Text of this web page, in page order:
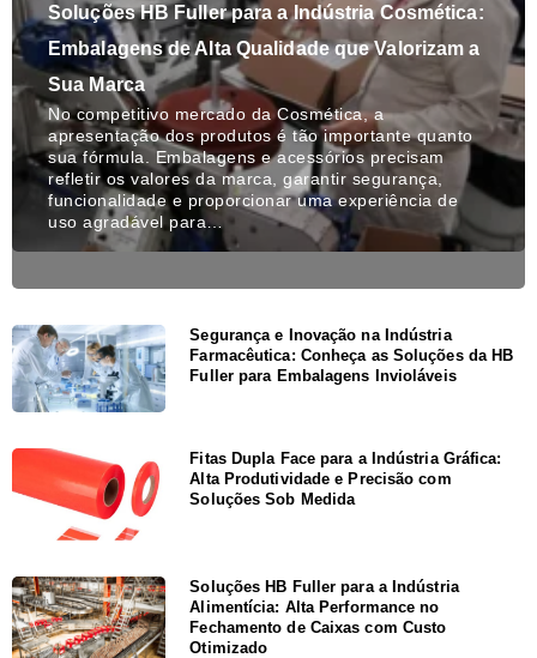
Soluções HB Fuller para a Indústria Cosmética:
Embalagens de Alta Qualidade que Valorizam a
Sua Marca
No competitivo mercado da Cosmética, a
apresentação dos produtos é tão importante quanto
sua fórmula. Embalagens e acessórios precisam
refletir os valores da marca, garantir segurança,
funcionalidade e proporcionar uma experiência de
uso agradável para…
Segurança e Inovação na Indústria
Farmacêutica: Conheça as Soluções da HB
Fuller para Embalagens Invioláveis
Fitas Dupla Face para a Indústria Gráfica:
Alta Produtividade e Precisão com
Soluções Sob Medida
Soluções HB Fuller para a Indústria
Alimentícia: Alta Performance no
Fechamento de Caixas com Custo
Otimizado